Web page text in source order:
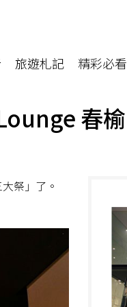
旅遊札記 精彩必看
春榆
祭」了。